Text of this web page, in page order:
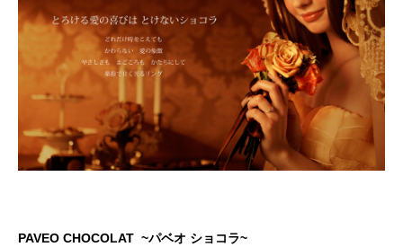
PAVEO CHOCOLAT ~パベオ ショコラ~